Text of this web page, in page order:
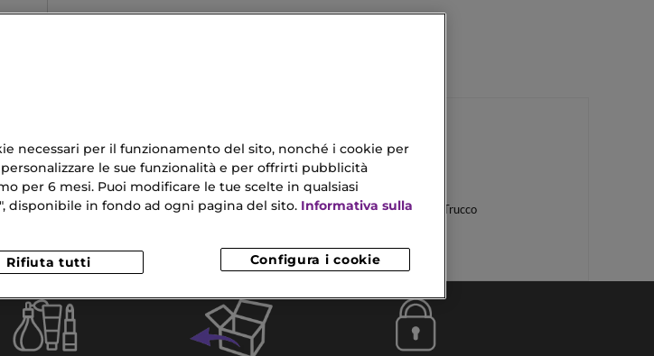
Crema Per Ricci Crema Alla Calendula
Ombretto Finitura Metallica Crema Viso Prima Del Trucco
necessari per il funzionamento del sito, nonché i cookie per
le sue funzionalità e per offrirti pubblicità
per 6 mesi. Puoi modificare le tue scelte in qualsiasi
disponibile in fondo ad ogni pagina del sito. Informativa sulla
Configura i cookie
Rifiuta tutti